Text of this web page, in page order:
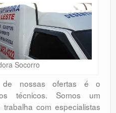
Socorro
nossas ofertas é o
técnicos. Somos um
com especialistas